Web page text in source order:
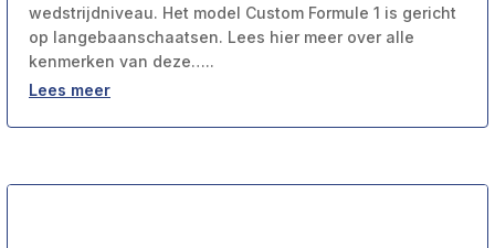
wedstrijdniveau. Het model Custom Formule 1 is gericht
op langebaanschaatsen. Lees hier meer over alle
kenmerken van deze…..
Lees meer